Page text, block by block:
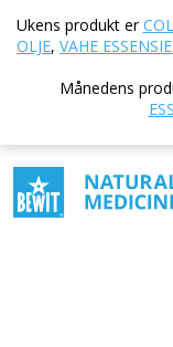
Ukens produkt er
OLJE, VAHE
Månedens
Hjem E-butikk
Blandinger av
Winner
100 % ren og
5